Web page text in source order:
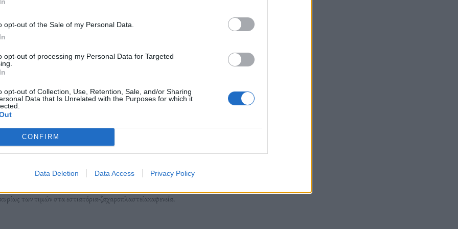
opt-out of the Sale of my Personal Data.
opt-out of processing my Personal Data for Targeted
opt-out of Collection, Use, Retention, Sale, and/or Sharing
Data that Is Unrelated with the Purposes for which it
CONFIRM
Data Deletion Data Access Privacy Policy
κυρίως των τιμών σε: ψωμί, μοσχάρι, χοιρινό, αρνί και κατσίκι,
νωπά λαχανικά, κατεψυγμένα λαχανικά,
των τιμών σε: ζυμαρικά, νωπά ψάρια.
στα επίπεδα πριν από τις χειμερινές εκπτώσεις.
φυσικό αέριο, πετρέλαιο θέρμανσης.
αύξησης κυρίως των τιμών στα είδη άμεσης κατανάλωσης
αυτοκίνητα, βενζίνη. Μέρος της αύξησης αυτής
εισιτήρια μεταφοράς επιβατών με αεροπλάνο.
κυρίως των τιμών στο πακέτο διακοπών.
των τιμών στα εστιατόρια-ζαχαροπλαστείακαφενεία.